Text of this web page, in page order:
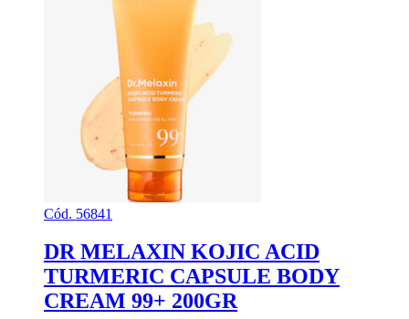
Cód. 56841
DR MELAXIN KOJIC ACID
TURMERIC CAPSULE BODY
CREAM 99+ 200GR